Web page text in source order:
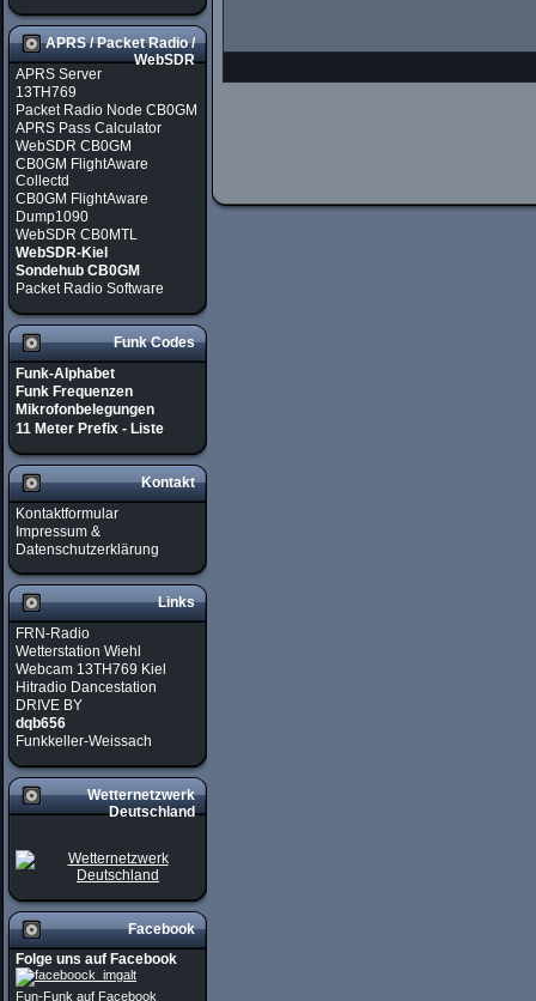
APRS / Packet Radio /
WebSDR
APRS Server
13TH769
Packet Radio Node CB0GM
APRS Pass Calculator
WebSDR CB0GM
CB0GM FlightAware
Collectd
CB0GM FlightAware
Dump1090
WebSDR CB0MTL
WebSDR-Kiel
Sondehub CB0GM
Packet Radio Software
Funk Codes
Funk-Alphabet
Funk Frequenzen
Mikrofonbelegungen
11 Meter Prefix - Liste
Kontakt
Kontaktformular
Impressum &
Datenschutzerklärung
Links
FRN-Radio
Wetterstation Wiehl
Webcam 13TH769 Kiel
Hitradio Dancestation
DRIVE BY
dqb656
Funkkeller-Weissach
Wetternetzwerk
Deutschland
Facebook
Folge uns auf Facebook
Fun-Funk auf Facebook